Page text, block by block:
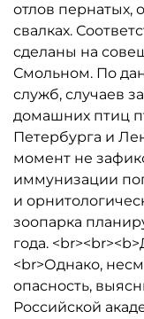
отлов пернатых,
свалках.
сделаны на
Смольном. По
служб, случаев
домашних птиц
Петербурга и
момент не
иммунизации
и
зоопарка
года.
<br>Однако,
опасность,
Российской